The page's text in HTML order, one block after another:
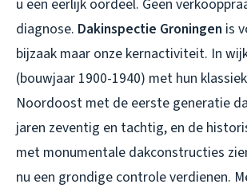
u een eerlijk oordeel. Geen
diagnose. Dakinspectie Groningen is
bijzaak maar onze kernactiviteit. In
(bouwjaar 1900-1940) met hun
Noordoost met de eerste generatie
jaren zeventig en tachtig, en de
met monumentale dakconstructies
nu een grondige controle verdienen.